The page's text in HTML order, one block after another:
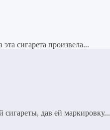
сигарета произвела...
дав ей маркировку...